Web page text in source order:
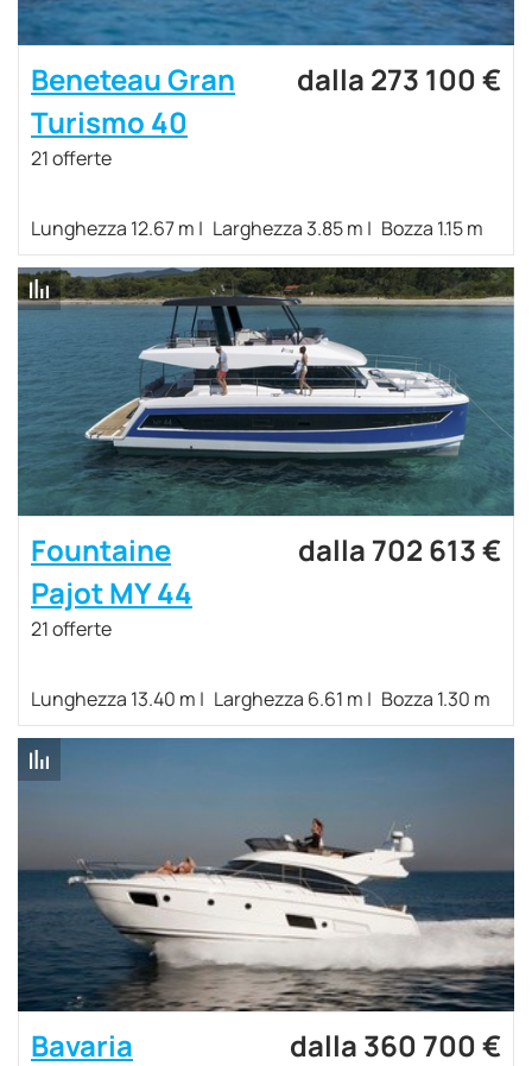
Beneteau Gran
Turismo 40
21 offerte
dalla 273 100 €
Lunghezza 12.67 m Larghezza 3.85 m Bozza 1.15 m
Fountaine
Pajot MY 44
21 offerte
dalla 702 613 €
Lunghezza 13.40 m Larghezza 6.61 m Bozza 1.30 m
Bavaria
dalla 360 700 €